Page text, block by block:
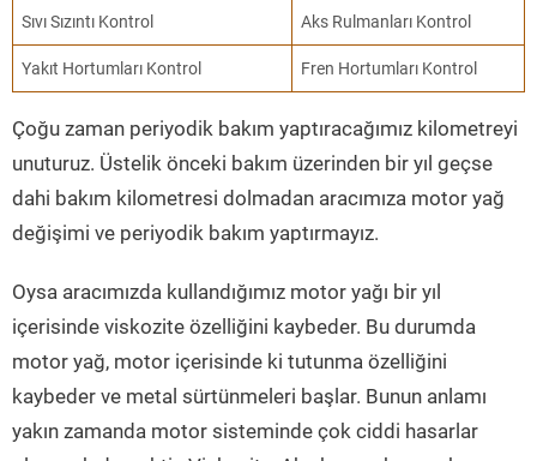
Sıvı Sızıntı Kontrol Aks Rulmanları Kontrol
Yakıt Hortumları Kontrol Fren Hortumları Kontrol
Çoğu zaman periyodik bakım yaptıracağımız kilometreyi
unuturuz. Üstelik önceki bakım üzerinden bir yıl geçse
dahi bakım kilometresi dolmadan aracımıza motor yağ
değişimi ve periyodik bakım yaptırmayız.
Oysa aracımızda kullandığımız motor yağı bir yıl
içerisinde viskozite özelliğini kaybeder. Bu durumda
motor yağ, motor içerisinde ki tutunma özelliğini
kaybeder ve metal sürtünmeleri başlar. Bunun anlamı
yakın zamanda motor sisteminde çok ciddi hasarlar